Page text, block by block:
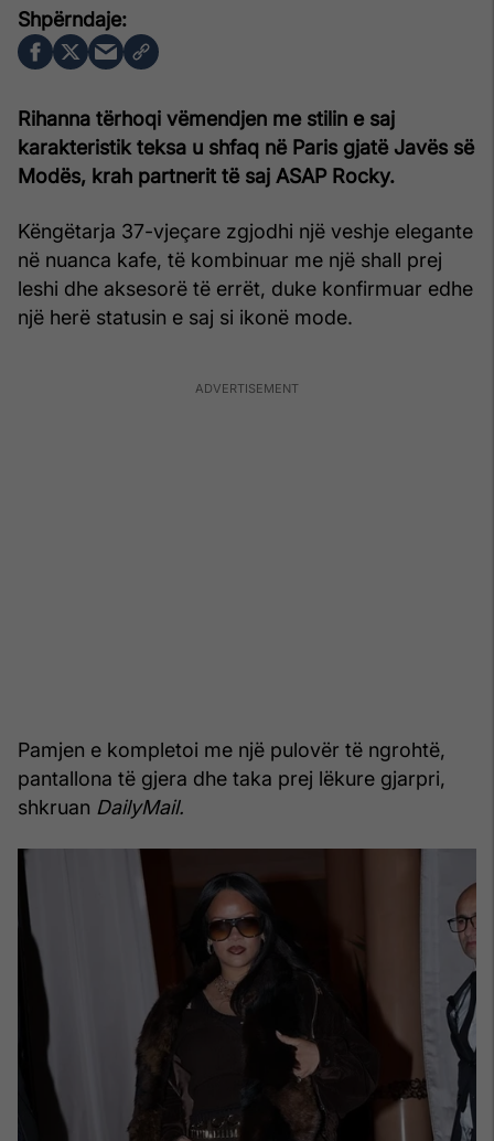
Rihanna tërhoqi vëmendjen me stilin e saj
karakteristik teksa u shfaq në Paris gjatë Javës së
Modës, krah partnerit të saj ASAP Rocky.
Këngëtarja 37-vjeçare zgjodhi një veshje elegante
në nuanca kafe, të kombinuar me një shall prej
leshi dhe aksesorë të errët, duke konfirmuar edhe
një herë statusin e saj si ikonë mode.
Pamjen e kompletoi me një pulovër të ngrohtë,
pantallona të gjera dhe taka prej lëkure gjarpri,
shkruan DailyMail.